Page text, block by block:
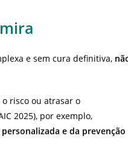
e sem cura definitiva,
risco ou atrasar o
2025), por exemplo,
e da prevenção